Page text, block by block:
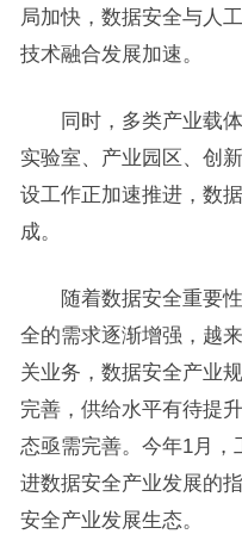
局加快，数据安全与人
技术融合发展加速。
同时，多类产业载体
实验室、产业园区、创
设工作正加速推进，数
成。
随着数据安全重要性
全的需求逐渐增强，越
关业务，数据安全产业
完善，供给水平有待提
态亟需完善。今年1月，
进数据安全产业发展的
安全产业发展生态。